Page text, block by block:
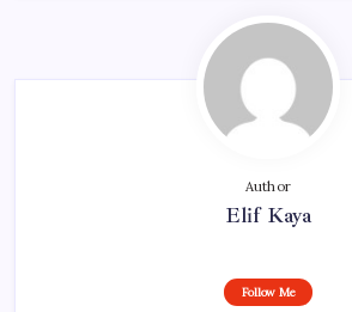
Author
Elif Kaya
Follow Me